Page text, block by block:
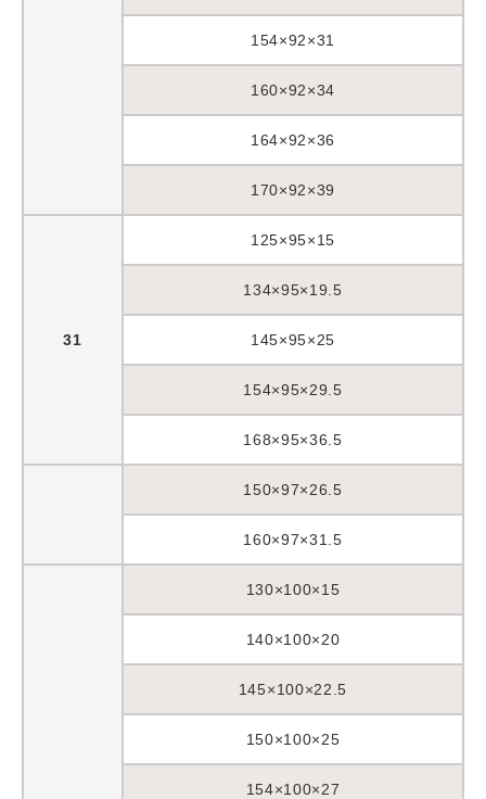
154×92×31
160×92×34
164×92×36
170×92×39
31
125×95×15
134×95×19.5
145×95×25
154×95×29.5
168×95×36.5
150×97×26.5
160×97×31.5
130×100×15
140×100×20
145×100×22.5
150×100×25
154×100×27